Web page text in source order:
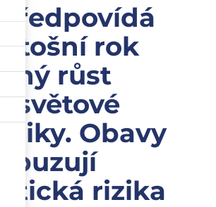
rok
růst
Obavy
vzbuzují
rizika